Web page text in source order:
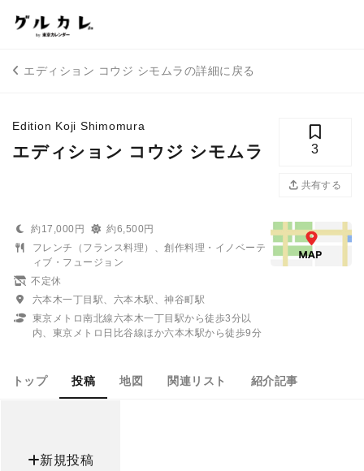
エディション コウジ シモムラの詳細に戻る
Edition Koji Shimomura
エディション コウジ シモムラ 3
共有する
約17,000円
約6,500円
フレンチ（フランス料理）、創作料理・イノベーテ
ィブ・フュージョン
不定休
六本木一丁目駅、六本木駅、神谷町駅
東京メトロ南北線六本木一丁目駅から徒歩3分以
内、東京メトロ日比谷線ほか六本木駅から徒歩9分
トップ 投稿 地図 関連リスト 紹介記事
新規投稿